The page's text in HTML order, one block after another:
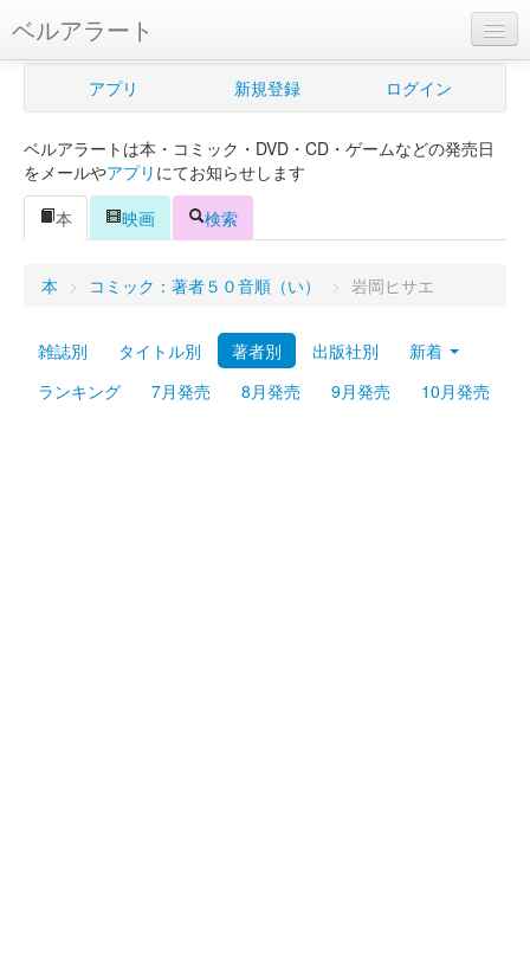
ベルアラート
ベルアラートとは
新規登録
ログイン
Myシェルフ
プレミアム
アプリ 新規登録 ログイン
ベルアラートは本・コミック・DVD・CD・ゲームなどの発売日
をメールやアプリ にてお知らせします
本
映画 検索
本 > コミック：著者５０音順（い） > 岩岡ヒサエ
雑誌別 タイトル別 著者別 出版社別
新着
ランキング
7月発売 8月発売 9月発売 10月発売